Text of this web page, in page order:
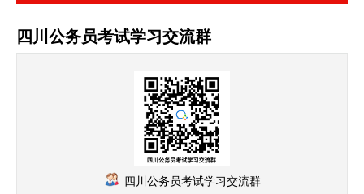
四川公务员考试学习交流群
四川公务员考试学习交流群